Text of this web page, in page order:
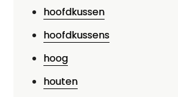
hoofdkussen
hoofdkussens
hoog
houten